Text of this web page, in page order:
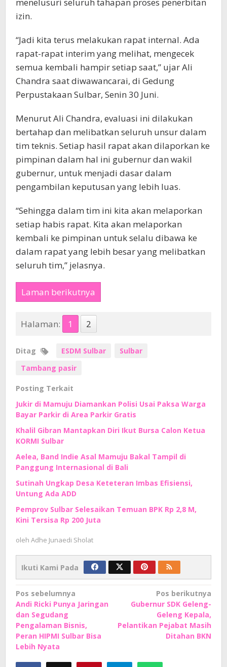
menelusuri seluruh tahapan proses penerbitan
izin.
“Jadi kita terus melakukan rapat internal. Ada
rapat-rapat interim yang melihat, mengecek
semua kembali hampir setiap saat,” ujar Ali
Chandra saat diwawancarai, di Gedung
Perpustakaan Sulbar, Senin 30 Juni.
Menurut Ali Chandra, evaluasi ini dilakukan
bertahap dan melibatkan seluruh unsur dalam
tim teknis. Setiap hasil rapat akan dilaporkan ke
pimpinan dalam hal ini gubernur dan wakil
gubernur, untuk menjadi dasar dalam
pengambilan keputusan yang lebih luas.
“Sehingga dalam tim ini kita akan melaporkan
setiap habis rapat. Kita akan melaporkan
kembali ke pimpinan untuk selalu dibawa ke
dalam rapat yang lebih besar yang melibatkan
seluruh tim,” jelasnya.
Laman berikutnya
Halaman: 1 2
Ditag ESDM Sulbar
Sulbar
Tambang pasir
Posting Terkait
Jukir di Mamuju Diamankan Polisi Usai Paksa Warga
Bayar Parkir di Area Parkir Gratis
Khalil Gibran Mantapkan Diri Ikut Bursa Calon Ketua
KORMI Sulbar
Aelea, Band Indie Asal Mamuju Bakal Tampil di
Panggung Internasional di Bali
Sutinah Ungkap Desa Keteteran Imbas Efisiensi,
Untung Ada ADD
Pemprov Sulbar Selesaikan Temuan BPK Rp 2,8 M,
Kini Tersisa Rp 200 Juta
oleh Adhe Junaedi Sholat
Ikuti Kami Pada
Navigasi
pos
Pos sebelumnya
Andi Ricki Punya Jaringan
dan Segudang
Pengalaman Bisnis,
Peran HIPMI Sulbar Bisa
Lebih Nyata
Pos berikutnya
Gubernur SDK Geleng-
Geleng Kepala,
Pelantikan Pejabat Masih
Ditahan BKN